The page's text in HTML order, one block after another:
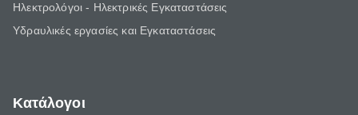
Ηλεκτρολόγοι - Ηλεκτρικές Εγκαταστάσεις
Υδραυλικές εργασίες και Εγκαταστάσεις
Κατάλογοι